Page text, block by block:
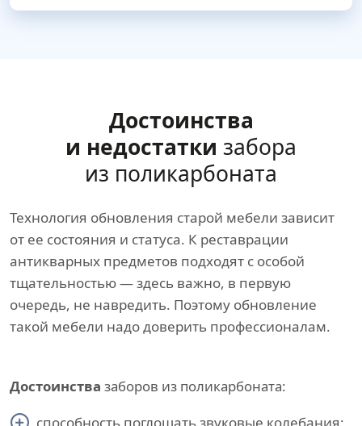
Достоинства
и недостатки забора
из поликарбоната
Технология обновления старой мебели зависит
от ее состояния и статуса. К реставрации
антикварных предметов подходят с особой
тщательностью — здесь важно, в первую
очередь, не навредить. Поэтому обновление
такой мебели надо доверить профессионалам.
Достоинства заборов из поликарбоната: